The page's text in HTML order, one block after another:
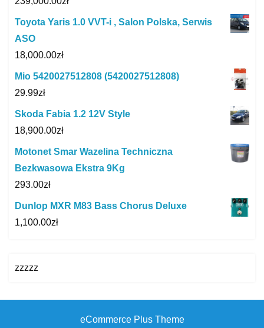
Toyota Yaris 1.0 VVT-i , Salon Polska, Serwis
ASO
18,000.00zł
Mio 5420027512808 (5420027512808)
29.99zł
Skoda Fabia 1.2 12V Style
18,900.00zł
Motonet Smar Wazelina Techniczna
Bezkwasowa Ekstra 9Kg
293.00zł
Dunlop MXR M83 Bass Chorus Deluxe
1,100.00zł
zzzzz
eCommerce Plus Theme